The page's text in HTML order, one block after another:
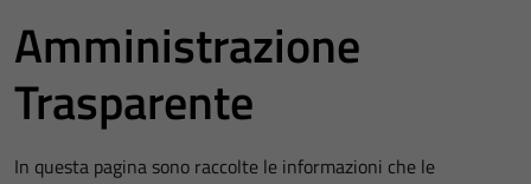
Amministrazione
Trasparente
In questa pagina sono raccolte le informazioni che le